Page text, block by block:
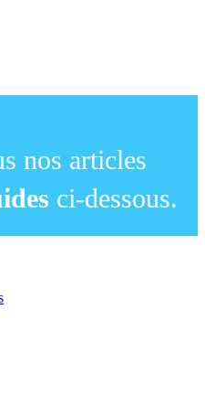
nos articles
ci-dessous.